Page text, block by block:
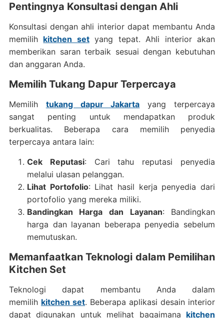
Pentingnya Konsultasi dengan Ahli
Konsultasi dengan ahli interior dapat membantu Anda
memilih kitchen setyang tepat. Ahli interior akan
memberikan saran terbaik sesuai dengan kebutuhan
dan anggaran Anda.
Memilih Tukang Dapur Terpercaya
Memilih tukang dapur Jakarta yang terpercaya
sangat penting untuk mendapatkan produk
berkualitas. Beberapa cara memilih penyedia
terpercaya antara lain:
Cek Reputasi: Cari tahu reputasi penyedia
melalui ulasan pelanggan.
Lihat Portofolio: Lihat hasil kerja penyedia dari
portofolio yang mereka miliki.
Bandingkan Harga dan Layanan: Bandingkan
harga dan layanan beberapa penyedia sebelum
memutuskan.
Memanfaatkan Teknologi dalam Pemilihan
Kitchen Set
Teknologi dapat membantu Anda dalam
memilih kitchen set. Beberapa aplikasi desain interior
dapat digunakan untuk melihat bagaimana kitchen